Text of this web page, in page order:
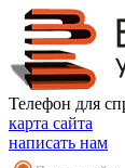
Телефон для
карта сайта
написать нам